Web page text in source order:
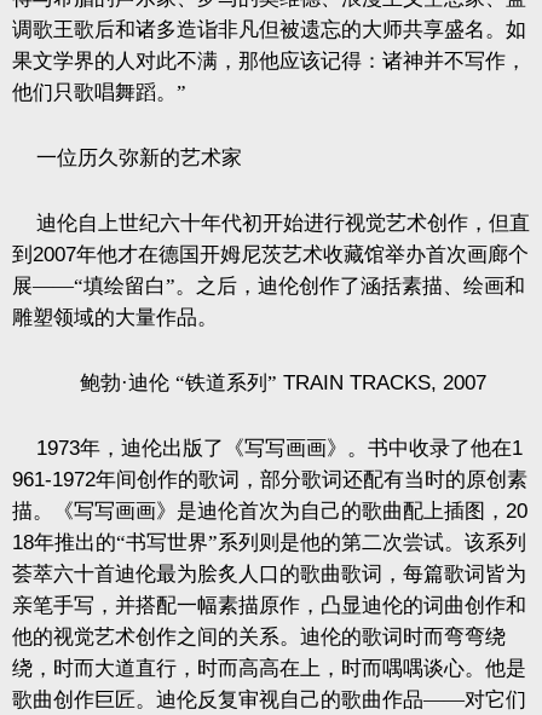
调歌王歌后和诸多造诣非凡但被遗忘的大师共享盛名。如
果文学界的人对此不满，那他应该记得：诸神并不写作，
他们只歌唱舞蹈。”
一位历久弥新的艺术家
迪伦自上世纪六十年代初开始进行视觉艺术创作，但直
到 2007年他才在德国开姆尼茨艺术收藏馆举办首次画廊个
展——“填绘留白”。之后，迪伦创作了涵括素描、绘画和
雕塑领域的大量作品。
鲍勃·迪伦 “铁道系列” TRAIN TRACKS, 2007
1973年，迪伦出版了《写写画画》。书中收录了他在1
961-1972年间创作的歌词，部分歌词还配有当时的原创素
描。《写写画画》是迪伦首次为自己的歌曲配上插图， 20
18年推出的“书写世界”系列则是他的第二次尝试。该系列
荟萃六十首迪伦最为脍炙人口的歌曲歌词，每篇歌词皆为
亲笔手写，并搭配一幅素描原作，凸显迪伦的词曲创作和
他的视觉艺术创作之间的关系。迪伦的歌词时而弯弯绕
绕，时而大道直行，时而高高在上，时而喁喁谈心。他是
歌曲创作巨匠。迪伦反复审视自己的歌曲作品——对它们